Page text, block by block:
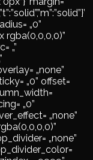
„0”
rgba(0,0,0,0)”
„”
„none”
„0” offset=
„0”
„none”
„none”